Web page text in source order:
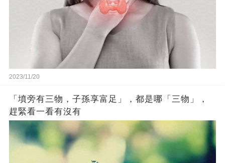
2023/11/20
「墳旁有三物，子孫享富足」，都是哪「三物」，
趕緊看一看有沒有